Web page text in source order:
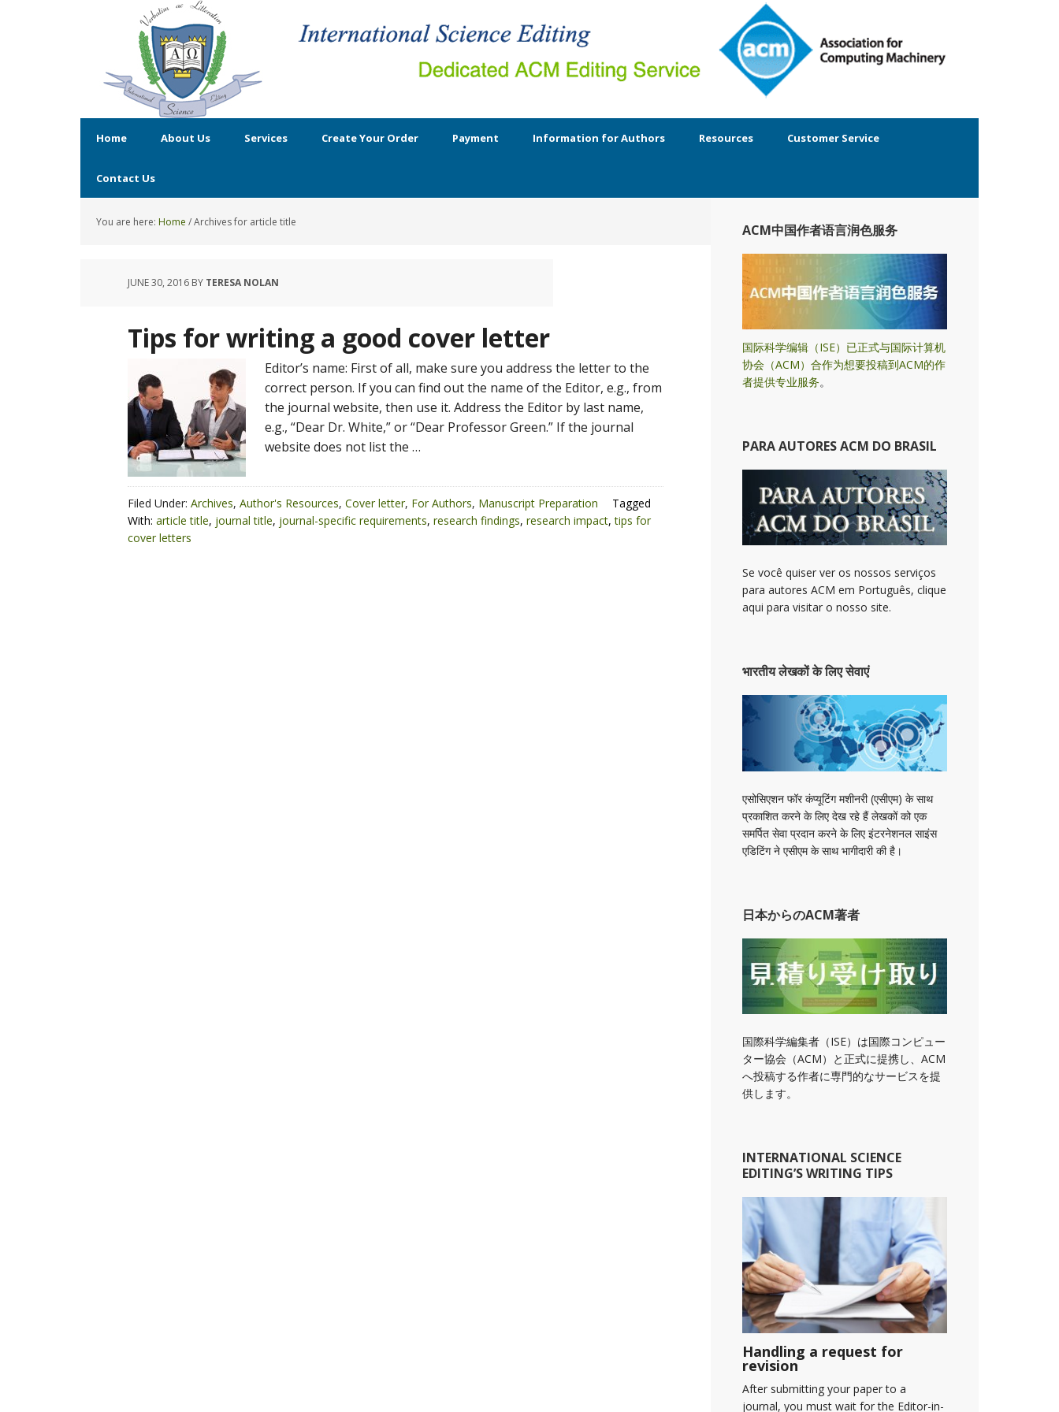
Home About Us Services Create Your Order Payment Information for Authors Resources Customer Service
Contact Us
You are here: Home /Archives for article title
JUNE 30, 2016 BY TERESA NOLAN
Tips for writing a good cover letter
Editor’s name: First of all, make sure you address the letter to the
correct person. If you can find out the name of the Editor, e.g., from
the journal website, then use it. Address the Editor by last name,
e.g., “Dear Dr. White,” or “Dear Professor Green.” If the journal
website does not list the …
Filed Under: Archives, Author's Resources, Cover letter, For Authors, Manuscript Preparation
Tagged
With: article title, journal title, journal-specific requirements, research findings, research impact,tips for
cover letters
ACM中国作者语言润色服务
国际科学编辑（ISE）已正式与国际计算机
协会（ACM）合作为想要投稿到ACM的作
者提供专业服务。
PARA AUTORES ACM DO BRASIL
Se você quiser ver os nossos serviços
para autores ACM em Português, clique
aqui para visitar o nosso site.
भारतीय लेखकों के लिए सेवाएं
एसोसिएशन फॉर कंप्यूटिंग मशीनरी (एसीएम) के साथ
प्रकाशित करने के लिए देख रहे हैं लेखकों को एक
समर्पित सेवा प्रदान करने के लिए इंटरनेशनल साइंस
एडिटिंग ने एसीएम के साथ भागीदारी की है।
日本からのACM著者
国際科学編集者（ISE）は国際コンピュー
ター協会（ACM）と正式に提携し、ACM
へ投稿する作者に専門的なサービスを提
供します。
INTERNATIONAL SCIENCE
EDITING’S WRITING TIPS
Handling a request for
revision
After submitting your paper to a
journal, you must wait for the Editor-in-